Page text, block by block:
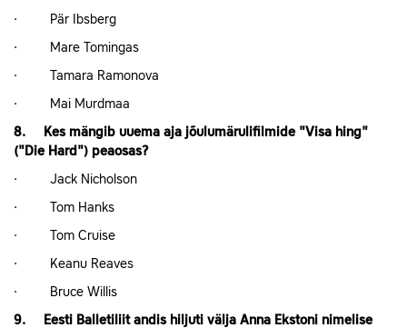
· Pär Ibsberg
· Mare Tomingas
· Tamara Ramonova
· Mai Murdmaa
8. Kes mängib uuema aja jõulumärulifilmide "Visa hing"
("Die Hard") peaosas?
· Jack Nicholson
· Tom Hanks
· Tom Cruise
· Keanu Reaves
· Bruce Willis
9. Eesti Balletiliit andis hiljuti välja Anna Ekstoni nimelise